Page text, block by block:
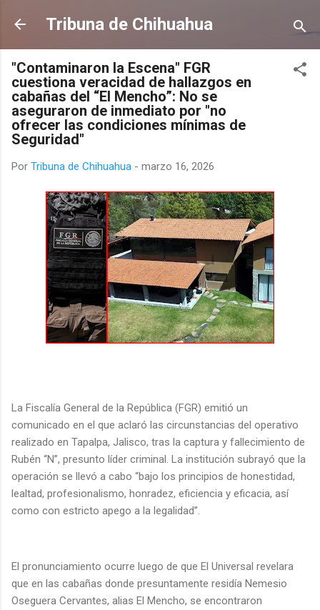
Ir al contenido principal
Tribuna de Chihuahua
"Contaminaron la Escena" FGR
cuestiona veracidad de hallazgos en
cabañas del “El Mencho”: No se
aseguraron de inmediato por "no
ofrecer las condiciones mínimas de
Seguridad"
Por Tribuna de Chihuahua - marzo 16, 2026
La Fiscalía General de la República (FGR) emitió un
comunicado en el que aclaró las circunstancias del operativo
realizado en Tapalpa, Jalisco, tras la captura y fallecimiento de
Rubén “N”, presunto líder criminal. La institución subrayó que la
operación se llevó a cabo “bajo los principios de honestidad,
lealtad, profesionalismo, honradez, eficiencia y eficacia, así
como con estricto apego a la legalidad”.
El pronunciamiento ocurre luego de que El Universal revelara
que en las cabañas donde presuntamente residía Nemesio
Oseguera Cervantes, alias El Mencho, se encontraron